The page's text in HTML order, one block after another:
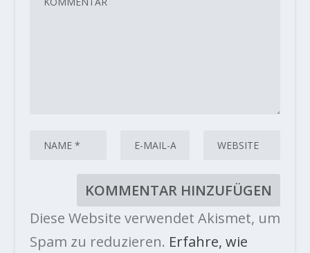
Diese Website verwendet Akismet, um
Spam zu reduzieren. Erfahre, wie